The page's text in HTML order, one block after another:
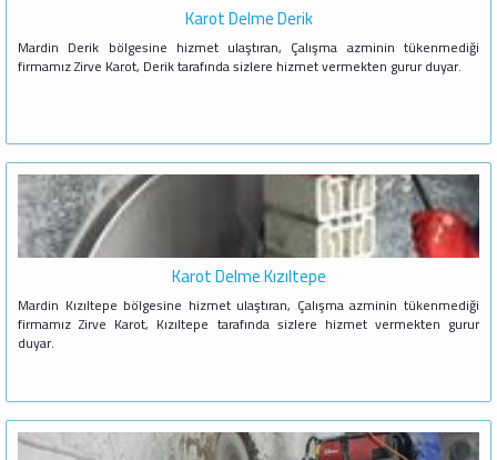
Karot Delme Derik
Mardin Derik bölgesine hizmet ulaştıran, Çalışma azminin tükenmediği
firmamız Zirve Karot, Derik tarafında sizlere hizmet vermekten gurur duyar.
Karot Delme Kızıltepe
Mardin Kızıltepe bölgesine hizmet ulaştıran, Çalışma azminin tükenmediği
firmamız Zirve Karot, Kızıltepe tarafında sizlere hizmet vermekten gurur
duyar.